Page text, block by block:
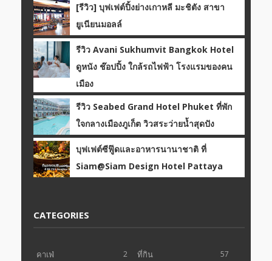
[รีวิว] บุฟเฟต์ปิ้งย่างเกาหลี มะชิตัง สาขา
ยูเนียนมอลล์
รีวิว Avani Sukhumvit Bangkok Hotel
ดูหนัง ช๊อปปิ้ง ใกล้รถไฟฟ้า โรงแรมของคน
เมือง
รีวิว Seabed Grand Hotel Phuket ที่พัก
ใจกลางเมืองภูเก็ต วิวสระว่ายน้ำสุดปัง
บุฟเฟต์ซีฟู๊ดและอาหารนานาชาติ ที่
Siam@Siam Design Hotel Pattaya
CATEGORIES
คาเฟ่ 2 ที่กิน 57